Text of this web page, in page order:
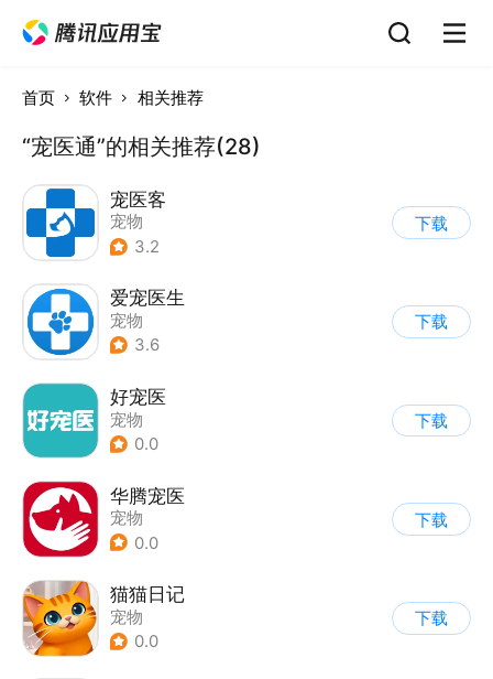
首页 软件 相关推荐
“宠医通”的相关推荐(28)
宠医客
宠物
3.2
下载
爱宠医生
宠物
3.6
下载
好宠医
宠物
0.0
下载
华腾宠医
宠物
0.0
下载
猫猫日记
宠物
0.0
下载